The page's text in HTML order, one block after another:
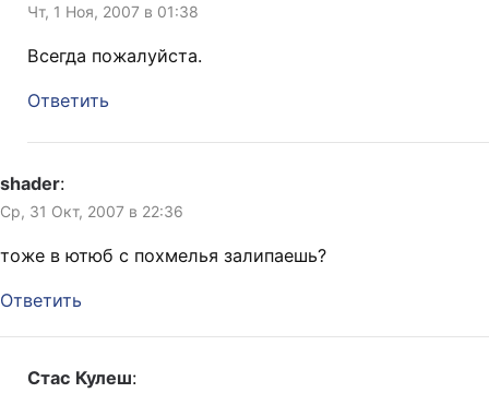
Чт, 1 Ноя, 2007 в 01:38
Всегда пожалуйста.
Ответить
shader:
Ср, 31 Окт, 2007 в 22:36
тоже в ютюб с похмелья залипаешь?
Ответить
Стас Кулеш: